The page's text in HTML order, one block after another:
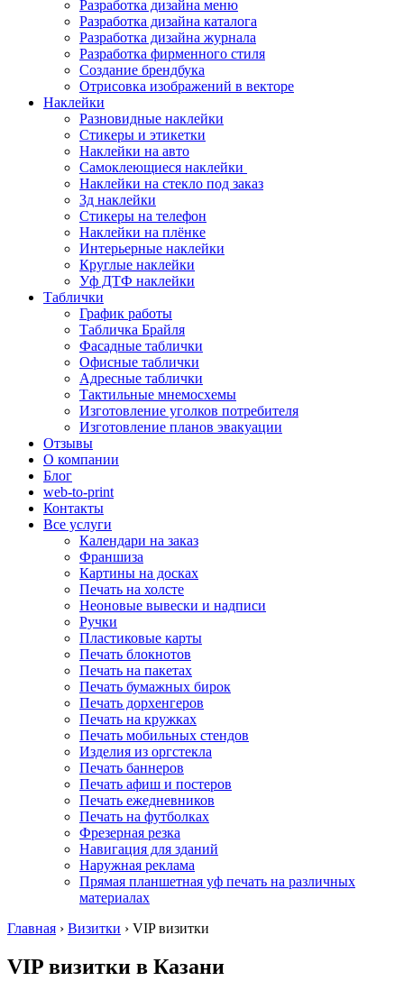
Разработка дизайна меню
Разработка дизайна каталога
Разработка дизайна журнала
Разработка фирменного стиля
Создание брендбука
Отрисовка изображений в векторе
Наклейки
Разновидные наклейки
Стикеры и этикетки
Наклейки на авто
Самоклеющиеся наклейки
Наклейки на стекло под заказ
3д наклейки
Cтикеры на телефон
Наклейки на плёнке
Интерьерные наклейки
Круглые наклейки
Уф ДТФ наклейки
Таблички
График работы
Табличка Брайля
Фасадные таблички
Офисные таблички
Адресные таблички
Тактильные мнемосхемы
Изготовление уголков потребителя
Изготовление планов эвакуации
Отзывы
О компании
Блог
web-to-print
Контакты
Все услуги
Календари на заказ
Франшиза
Картины на досках
Печать на холсте
Неоновые вывески и надписи
Ручки
Пластиковые карты
Печать блокнотов
Печать на пакетах
Печать бумажных бирок
Печать дорхенгеров
Печать на кружках
Печать мобильных стендов
Изделия из оргстекла
Печать баннеров
Печать афиш и постеров
Печать ежедневников
Печать на футболках
Фрезерная резка
Навигация для зданий
Наружная реклама
Прямая планшетная уф печать на различных
материалах
Главная › Визитки › VIP визитки
VIP визитки в Казани